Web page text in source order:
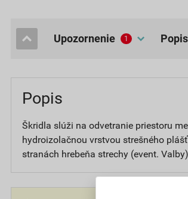
upozornenie 1
Popis
Škridla slúži na odvetranie priestoru
hydroizolačnou vrstvou strešného
stranách hrebeňa strechy (event.